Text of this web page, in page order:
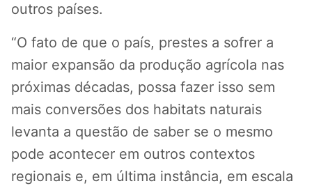
outros países.
“O fato de que o país, prestes a sofrer a
maior expansão da produção agrícola nas
próximas décadas, possa fazer isso sem
mais conversões dos habitats naturais
levanta a questão de saber se o mesmo
pode acontecer em outros contextos
regionais e, em última instância, em escala